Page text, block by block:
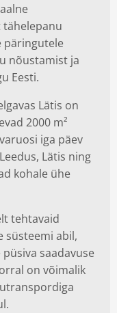
päringutele
nõustamist ja
Eesti.
Lätis on
2000 m²
iga päev
Lätis ning
kohale ühe
tehtavaid
süsteemi abil,
saadavuse
on võimalik